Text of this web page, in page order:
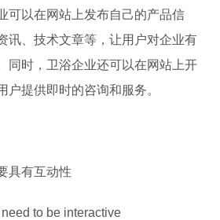
可以在网站上发布自己的产品信
讯、技术文章等，让用户对企业有
同时，卫浴企业还可以在网站上开
户提供即时的咨询和服务。
具有互动性
to be interactive